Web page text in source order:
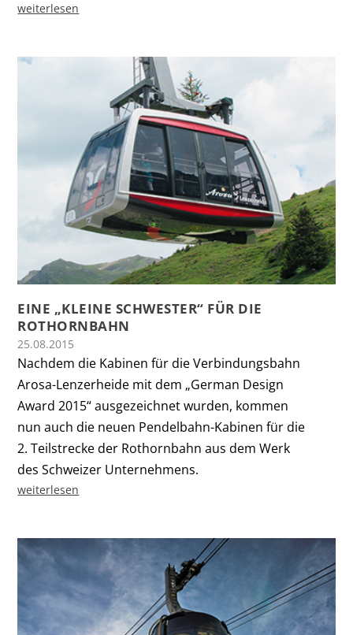
weiterlesen
EINE „KLEINE SCHWESTER“ FÜR DIE
ROTHORNBAHN
25.08.2015
Nachdem die Kabinen für die Verbindungsbahn
Arosa-Lenzerheide mit dem „German Design
Award 2015“ ausgezeichnet wurden, kommen
nun auch die neuen Pendelbahn-Kabinen für die
2. Teilstrecke der Rothornbahn aus dem Werk
des Schweizer Unternehmens.
weiterlesen